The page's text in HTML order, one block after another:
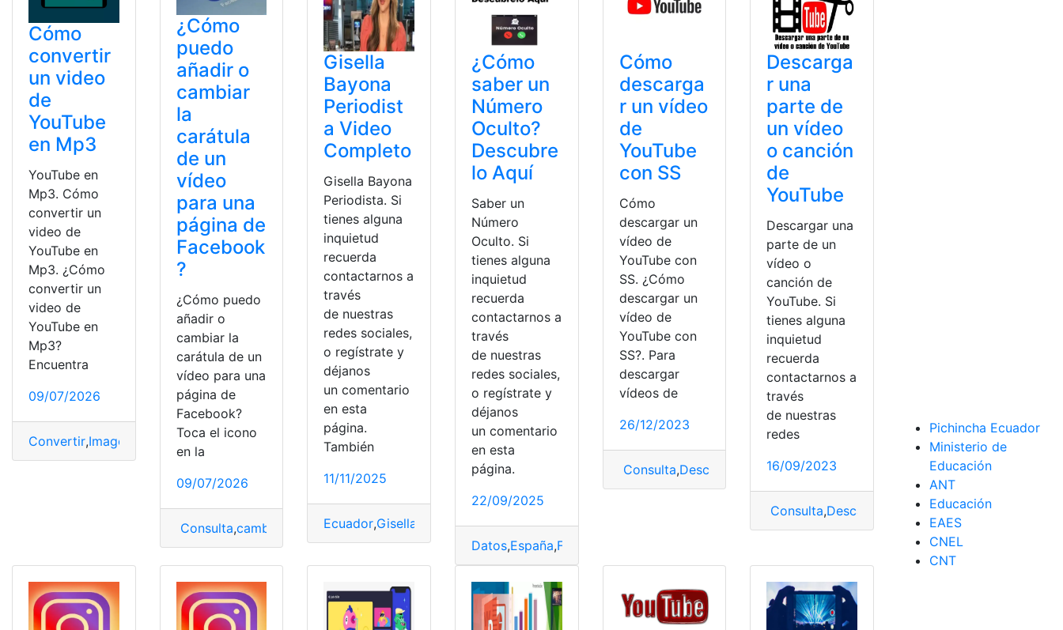
Cómo
convertir
un video
de
YouTube
en Mp3
YouTube en
Mp3. Cómo
convertir un
video de
YouTube en
Mp3. ¿Cómo
convertir un
video de
YouTube en
Mp3?
Encuentra
09/07/2026
Convertir,Imagen video,YouTube
¿Cómo
puedo
añadir o
cambiar
la
carátula
de un
vídeo
para una
página de
Facebook
?
¿Cómo puedo
añadir o
cambiar la
carátula de un
vídeo para una
página de
Facebook?
Toca el icono
en la
09/07/2026
Consulta,cambiar Carátulas,video
Gisella
Bayona
Periodist
a Video
Completo
Gisella Bayona
Periodista. Si
tienes alguna
inquietud
recuerda
contactarnos a
través
de nuestras
redes sociales,
o regístrate y
déjanos
un comentario
en esta
página.
También
11/11/2025
Ecuador,Gisella Bayona,Información,periodista
¿Cómo
saber un
Número
Oculto?
Descubre
lo Aquí
Saber un
Número
Oculto. Si
tienes alguna
inquietud
recuerda
contactarnos a
través
de nuestras
redes sociales,
o regístrate y
déjanos
un comentario
en esta
página.
22/09/2025
Datos,España,Fraude Teléfonos,video
Cómo
descarga
r un vídeo
de
YouTube
con SS
Cómo
descargar un
vídeo de
YouTube con
SS. ¿Cómo
descargar un
vídeo de
YouTube con
SS?. Para
descargar
vídeos de
26/12/2023
Consulta,Descargar Descargar videos YouTube
Descarga
r una
parte de
un vídeo
o canción
de
YouTube
Descargar una
parte de un
vídeo o
canción de
YouTube. Si
tienes alguna
inquietud
recuerda
contactarnos a
través
de nuestras
redes
16/09/2023
Consulta,Descargar Descargar videos
Pichincha Ecuador
Ministerio de
Educación
ANT
Educación
EAES
CNEL
CNT